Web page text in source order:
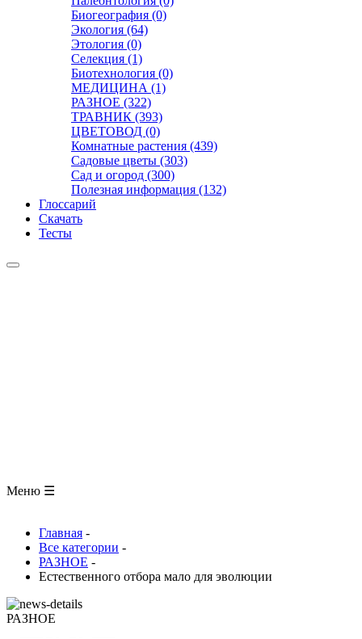
Биогеография (0)
Экология (64)
Этология (0)
Селекция (1)
Биотехнология (0)
МЕДИЦИНА (1)
РАЗНОЕ (322)
ТРАВНИК (393)
ЦВЕТОВОД (0)
Комнатные растения (439)
Садовые цветы (303)
Сад и огород (300)
Полезная информация (132)
Глоссарий
Скачать
Тесты
Меню ☰
Главная -
Все категории -
РАЗНОЕ -
Естественного отбора мало для эволюции
РАЗНОЕ